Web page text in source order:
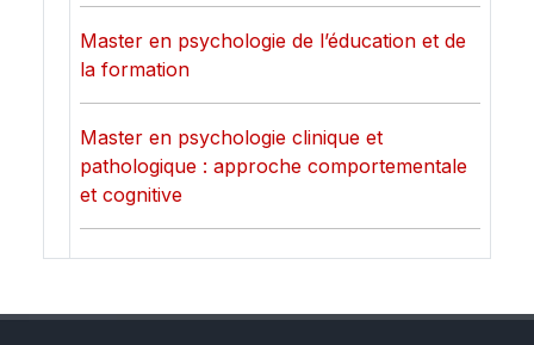
Master en psychologie de l’éducation et de
la formation
Master en psychologie clinique et
pathologique : approche comportementale
et cognitive